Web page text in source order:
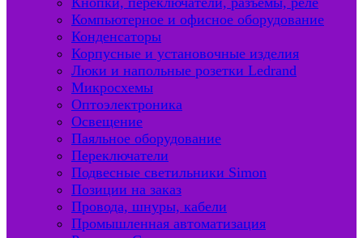
Компьютерное и офисное оборудование
Конденсаторы
Корпусные и установочные изделия
Люки и напольные розетки Ledrand
Микросхемы
Оптоэлектроника
Освещение
Паяльное оборудование
Переключатели
Подвесные светильники Simon
Позиции на заказ
Провода, шнуры, кабели
Промышленная автоматизация